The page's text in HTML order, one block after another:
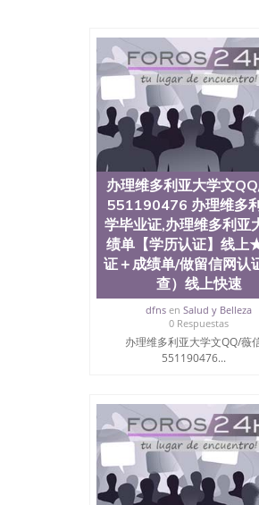
University）圣何塞州立
University）圣何塞州立
University）圣何塞州立
State University）圣何
University）圣何塞州立
圣何塞州立大学文凭（
圣何塞州立大学文凭（
塞州立大学学历（San
大学学历（San Jose
（San Jose State
State University）圣何
State University）圣何
University）圣何塞州立
何塞州立大学（San
立大学学位证（San
立大学结业证（San
立大学学位证（San
立大学学历证书（San
塞州立大学学历证书（
读CQU中央昆士兰大
理伦敦大学城市学院毕
【学历认证】线上★毕
证明、雅思托福成绩单
办理维多利亚大学文
551190476 办理维多
学毕业证,办理维多利亚
绩单【学历认证】线上
证＋成绩单/做留信网认
查）线上快速
dfns enSalud y Belleza
0 Respuestas
办理维多利亚大学文QQ/薇
551190476...